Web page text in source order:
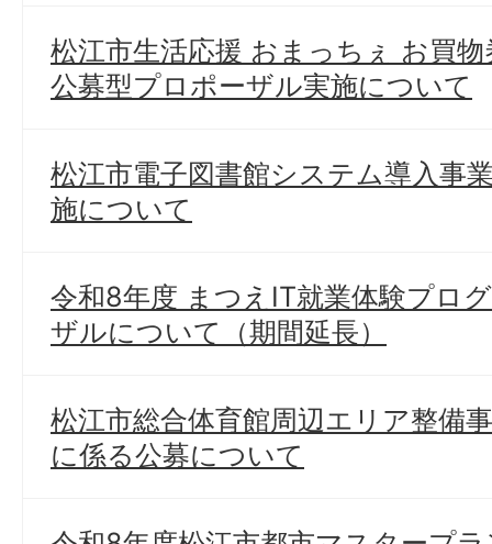
松江市生活応援 おまっちぇ お買
公募型プロポーザル実施について
松江市電子図書館システム導入事
施について
令和8年度 まつえIT就業体験プロ
ザルについて（期間延長）
松江市総合体育館周辺エリア整備
に係る公募について